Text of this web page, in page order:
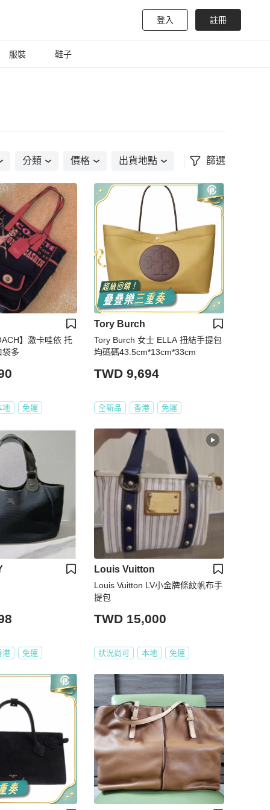
登入 註冊
服裝 鞋子
分類 價格 出貨地點 篩選
】激卡哇依 托
袋多
地 免運
Tory Burch
Tory Burch 女士 ELLA 扭結手提包
均碼碼43.5cm*13cm*33cm
TWD 9,694
全新品 香港 免運
港 免運
Louis Vuitton
Louis Vuitton LV小金牌條紋帆布手
提包
TWD 15,000
狀況尚可 本地 免運